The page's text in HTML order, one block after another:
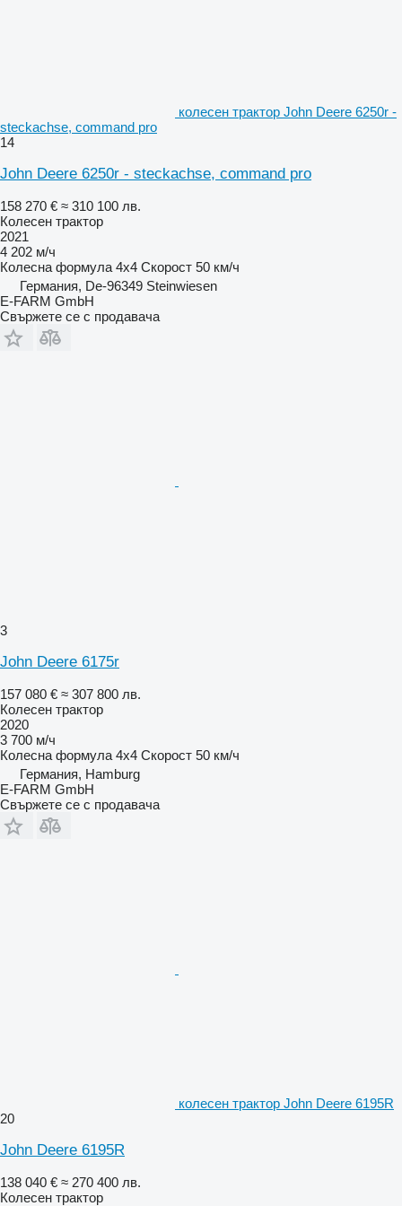
колесен трактор John Deere 6250r -
steckachse, command pro
14
John Deere 6250r - steckachse, command pro
158 270 € ≈ 310 100 лв.
Колесен трактор
2021
4 202 м/ч
Колесна формула 4x4 Скорост 50 км/ч
Германия, De-96349 Steinwiesen
E-FARM GmbH
Свържете се с продавача
3
John Deere 6175r
157 080 € ≈ 307 800 лв.
Колесен трактор
2020
3 700 м/ч
Колесна формула 4x4 Скорост 50 км/ч
Германия, Hamburg
E-FARM GmbH
Свържете се с продавача
колесен трактор John Deere 6195R
20
John Deere 6195R
138 040 € ≈ 270 400 лв.
Колесен трактор